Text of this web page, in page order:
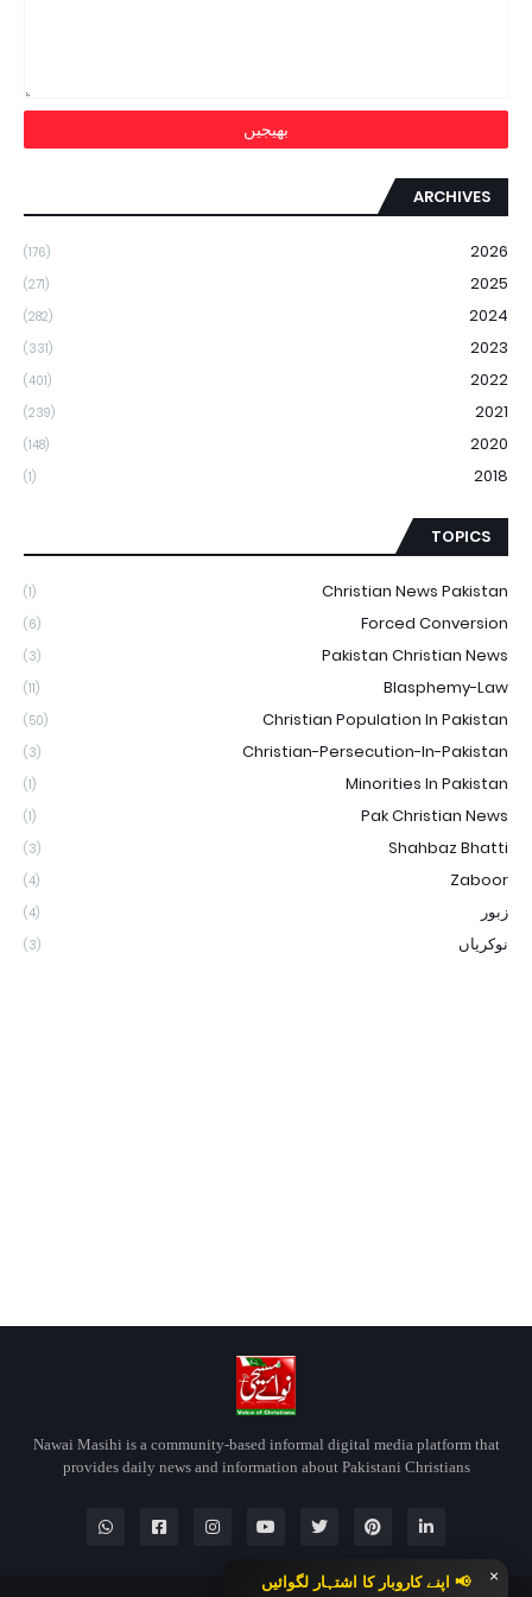
× 📢 اپنے کاروبار کا اشتہار لگوائیں
ARCHIVES
2026
(176)
2025
(271)
2024
(282)
2023
(331)
2022
(401)
2021
(239)
2020
(148)
2018
(1)
TOPICS
Christian News Pakistan
(1)
Forced Conversion
(6)
Pakistan Christian News
(3)
Blasphemy-Law
(11)
Christian Population In Pakistan
(50)
Christian-Persecution-In-Pakistan
(3)
Minorities In Pakistan
(1)
Pak Christian News
(1)
Shahbaz Bhatti
(3)
Zaboor
(4)
زبور (4)
نوکریاں (3)
Nawai Masihi is a community-based informal digital media platform that
provides daily news and information about Pakistani Christians